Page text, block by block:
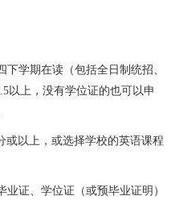
学期在读（包括全日制统招、
以上，没有学位证的也可以申
或以上，或选择学校的英语课程
证、学位证（或预毕业证明）